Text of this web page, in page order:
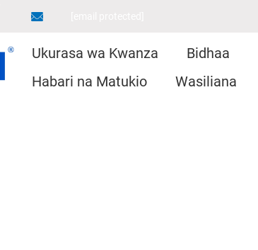
Ukurasa wa Kwanza Bidhaa
Habari na Matukio
Wasiliana